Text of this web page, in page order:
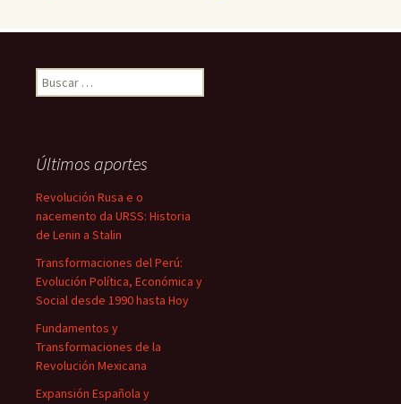
Buscar:
Últimos aportes
Revolución Rusa e o
nacemento da URSS: Historia
de Lenin a Stalin
Transformaciones del Perú:
Evolución Política, Económica y
Social desde 1990 hasta Hoy
Fundamentos y
Transformaciones de la
Revolución Mexicana
Expansión Española y